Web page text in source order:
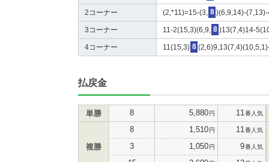
2コーナー (2,*11)=15-(3, 8 )(6,9,14)-
3コーナー 11-2(15,3)(6,9, 8 )13(7,4)14-
4コーナー 11(15,3) 8
払戻金
単勝 8 5,880円 11 番人気
複勝
8 1,510円 11 番人気
3 1,050円 9番人気